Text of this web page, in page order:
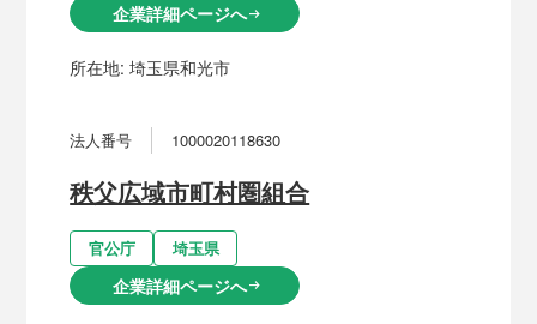
企業詳細ページへarrow_right_alt
所在地:埼玉県和光市
法人番号 1000020118630
秩父広域市町村圏組合
官公庁 埼玉県
企業詳細ページへarrow_right_alt